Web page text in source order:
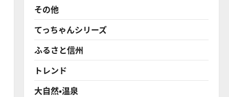
その他
てっちゃんシリーズ
ふるさと信州
トレンド
大自然・温泉